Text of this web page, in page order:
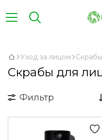
Уход за лицом
Скрабы для
Фильтр